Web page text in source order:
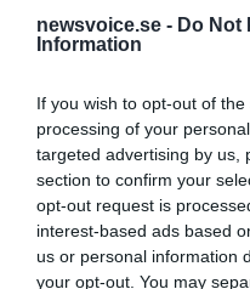
newsvoice.se - Do Not
Information
If you wish to opt-out of
processing of your
targeted advertising by us,
section to confirm your
opt-out request is
interest-based ads based
us or personal information
your opt-out. You may
Ämnen: newsvoice.com